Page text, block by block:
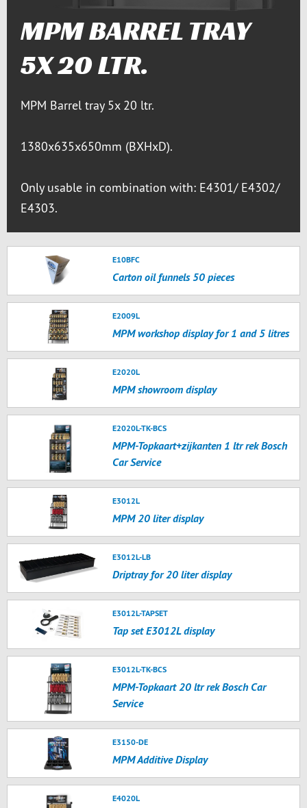
MPM BARREL TRAY
5X 20 LTR.
MPM Barrel tray 5x 20 ltr.
1380x635x650mm (BXHxD).
Only usable in combination with: E4301/ E4302/
E4303.
E10BFC
Carton oil funnels 50 pieces
E2009L
MPM workshop display for 1 and 5 litres
E2020L
MPM showroom display
E2020L-TK-BCS
MPM-Topkaart+zijkanten 1 ltr rek Bosch
Car Service
E3012L
MPM 20 liter display
E3012L-LB
Driptray for 20 liter display
E3012L-TAPSET
Tap set E3012L display
E3012L-TK-BCS
MPM-Topkaart 20 ltr rek Bosch Car
Service
E3150-DE
MPM Additive Display
E4020L